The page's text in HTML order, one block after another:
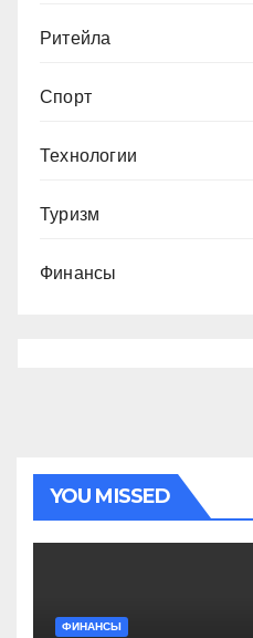
Ритейла
Спорт
Технологии
Туризм
Финансы
YOU MISSED
ФИНАНСЫ